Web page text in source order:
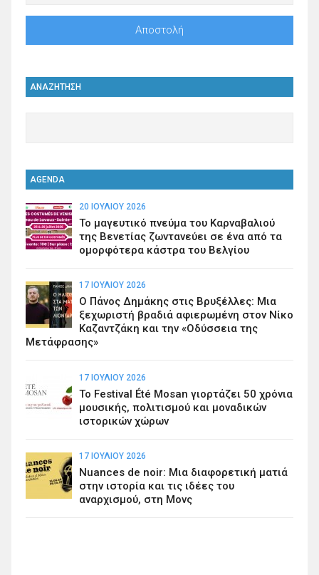
ΑΝΑΖΗΤΗΣΗ
AGENDA
20 ΙΟΥΛΊΟΥ 2026
Το μαγευτικό πνεύμα του Καρναβαλιού
της Βενετίας ζωντανεύει σε ένα από τα
ομορφότερα κάστρα του Βελγίου
17 ΙΟΥΛΊΟΥ 2026
Ο Πάνος Δημάκης στις Βρυξέλλες: Μια
ξεχωριστή βραδιά αφιερωμένη στον Νίκο
Καζαντζάκη και την «Οδύσσεια της
Μετάφρασης»
17 ΙΟΥΛΊΟΥ 2026
Το Festival Été Mosan γιορτάζει 50 χρόνια
μουσικής, πολιτισμού και μοναδικών
ιστορικών χώρων
17 ΙΟΥΛΊΟΥ 2026
Nuances de noir: Μια διαφορετική ματιά
στην ιστορία και τις ιδέες του
αναρχισμού, στη Μονς